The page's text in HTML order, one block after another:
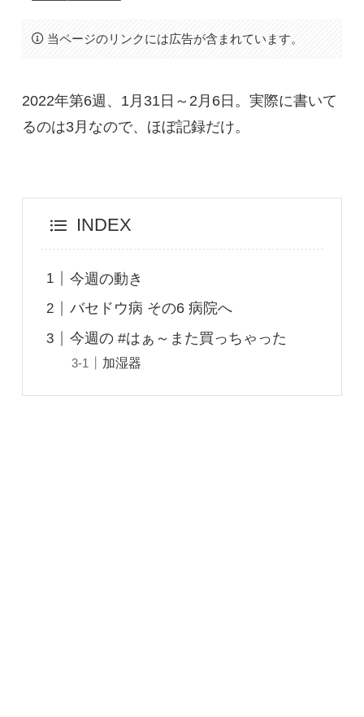
当ページのリンクには広告が含まれています。
2022年第6週、1月31日～2月6日。実際に書いて
るのは3月なので、ほぼ記録だけ。
INDEX
今週の動き
バセドウ病 その6 病院へ
今週の #はぁ～また買っちゃった
加湿器